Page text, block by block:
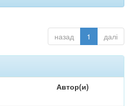
назад 1 далі
Автор(и)